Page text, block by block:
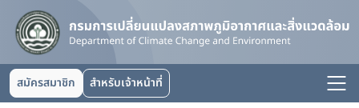
สมัครสมาชิก สำหรับเจ้าหน้าที่